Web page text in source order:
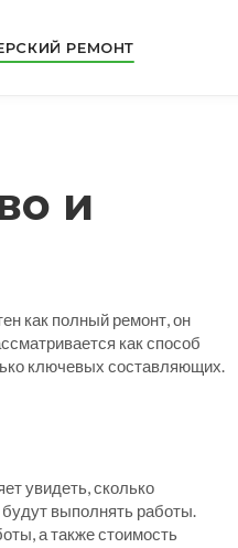
РЕМОНТ
и
как полный ремонт, он
как способ
ключевых составляющих.
увидеть, сколько
выполнять работы.
, а также стоимость